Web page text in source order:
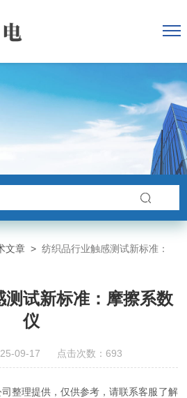
文章 >纺织品行业触感测试新标准：
测试新标准：摩擦系数
仪
09-17 点击次数：693
整理提供，仅供参考，请联系客服了解